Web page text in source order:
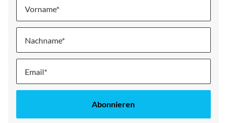
Vorname
Nachname
Melde
für
Abonnieren